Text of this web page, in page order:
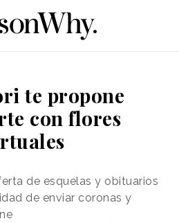
te propone
con flores
de esquelas y obituarios
de enviar coronas y